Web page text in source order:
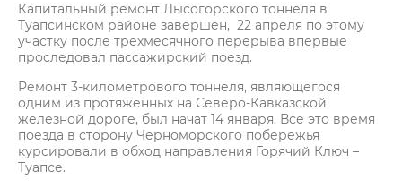
Капитальный ремонт Лысогорского тоннеля в
Туапсинском районе завершен, 22 апреля по этому
участку после трехмесячного перерыва впервые
проследовал пассажирский поезд.
Ремонт 3-километрового тоннеля, являющегося
одним из протяженных на Северо-Кавказской
железной дороге, был начат 14 января. Все это время
поезда в сторону Черноморского побережья
курсировали в обход направления Горячий Ключ –
Туапсе.